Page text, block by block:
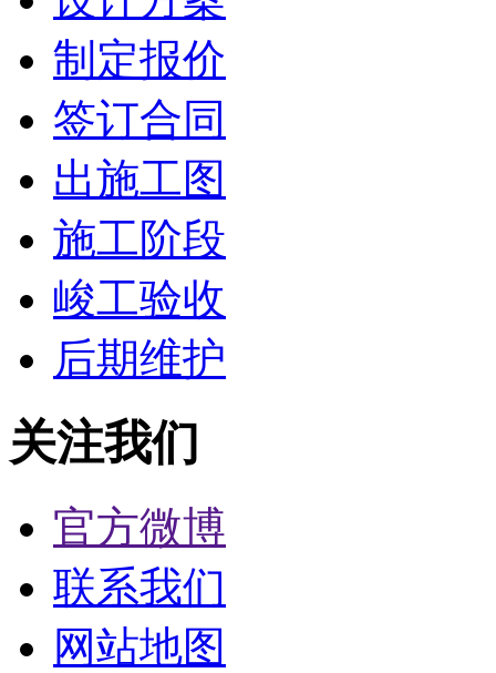
制定报价
签订合同
出施工图
施工阶段
峻工验收
后期维护
关注我们
官方微博
联系我们
网站地图